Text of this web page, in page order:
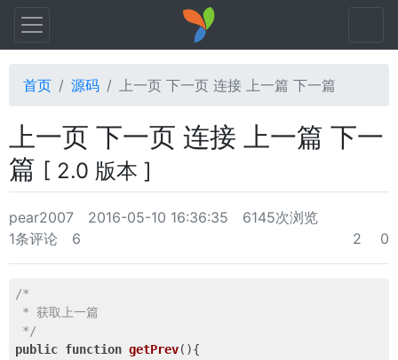
首页 源码 上一页 下一页 连接 上一篇 下一篇
上一页 下一页 连接 上一篇 下一
篇 [ 2.0 版本 ]
pear2007 2016-05-10 16:36:35
6145次浏览
1条评论
6 2 0
/*
* 获取上一篇
*/
public function getPrev(){